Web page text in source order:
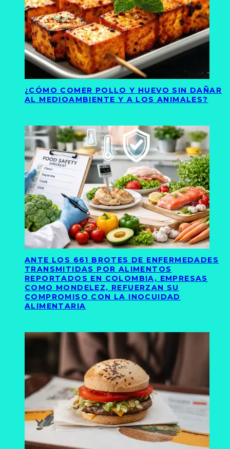
¿CÓMO COMER POLLO Y HUEVO SIN DAÑAR
AL MEDIOAMBIENTE Y A LOS ANIMALES?
ANTE LOS 661 BROTES DE ENFERMEDADES
TRANSMITIDAS POR ALIMENTOS
REPORTADOS EN COLOMBIA, EMPRESAS
COMO MONDELEZ, REFUERZAN SU
COMPROMISO CON LA INOCUIDAD
ALIMENTARIA